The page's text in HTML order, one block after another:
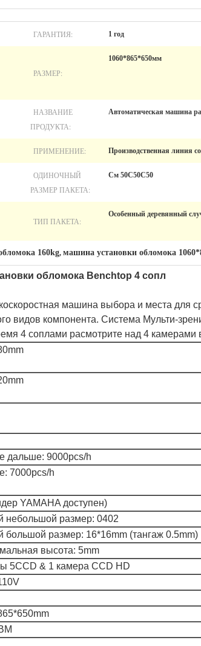
ГАРАНТИЯ: 1 год
РАЗМЕР:
1060*865*650мм
НАЗВАНИЕ
ПРОДУКТА:
Автоматическая машина
ПРИМЕНЕНИЕ: Производственная линия
ОДИНОЧНЫЙ
РАЗМЕР ПАКЕТА:
См 50С50С50
ТИП ПАКЕТА:
Особенный деревянный
160kg, машина установки обломока
обломока Benchtop 4 сопл
машина выбора и места для
видов компонента. Система Мульти-
4 соплами расмотрите над 4 камерами
дальше: 9000pcs/h
7000pcs/h
YAMAHA доступен)
небольшой размер: 0402
размер: 16*16mm (тангаж 0.5mm)
высота: 5mm
5CCD & 1 камера CCD HD